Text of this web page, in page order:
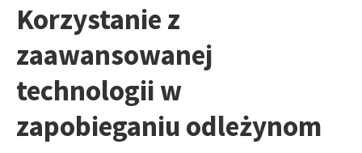
Korzystanie z
zaawansowanej
technologii w
zapobieganiu odleżynom